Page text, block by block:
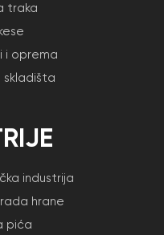
traka
i oprema
industrija
hrane
pića